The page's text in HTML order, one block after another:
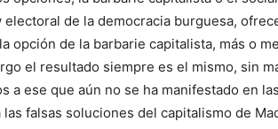
electoral de la democracia burguesa,
opción de la barbarie capitalista, más o
el resultado siempre es el mismo, sin
a ese que aún no se ha manifestado en
falsas soluciones del capitalismo de